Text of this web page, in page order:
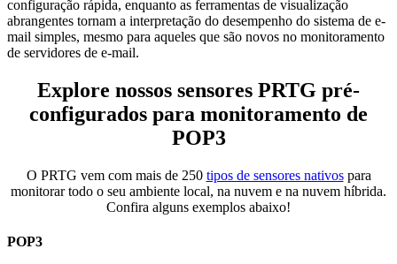
configuração rápida, enquanto as ferramentas de visualização
abrangentes tornam a interpretação do desempenho do sistema de e-
mail simples, mesmo para aqueles que são novos no monitoramento
de servidores de e-mail.
Explore nossos sensores PRTG pré-
configurados para monitoramento de
POP3
O PRTG vem com mais de 250 tipos de sensores nativospara
monitorar todo o seu ambiente local, na nuvem e na nuvem híbrida.
Confira alguns exemplos abaixo!
POP3